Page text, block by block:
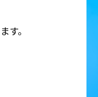
す。